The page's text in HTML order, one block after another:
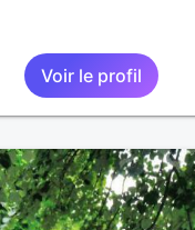
Voir le profil